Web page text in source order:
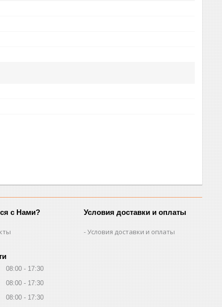
с Нами? Условия доставки и оплаты
Условия доставки и оплаты
08:00
17:30
08:00
17:30
08:00
17:30